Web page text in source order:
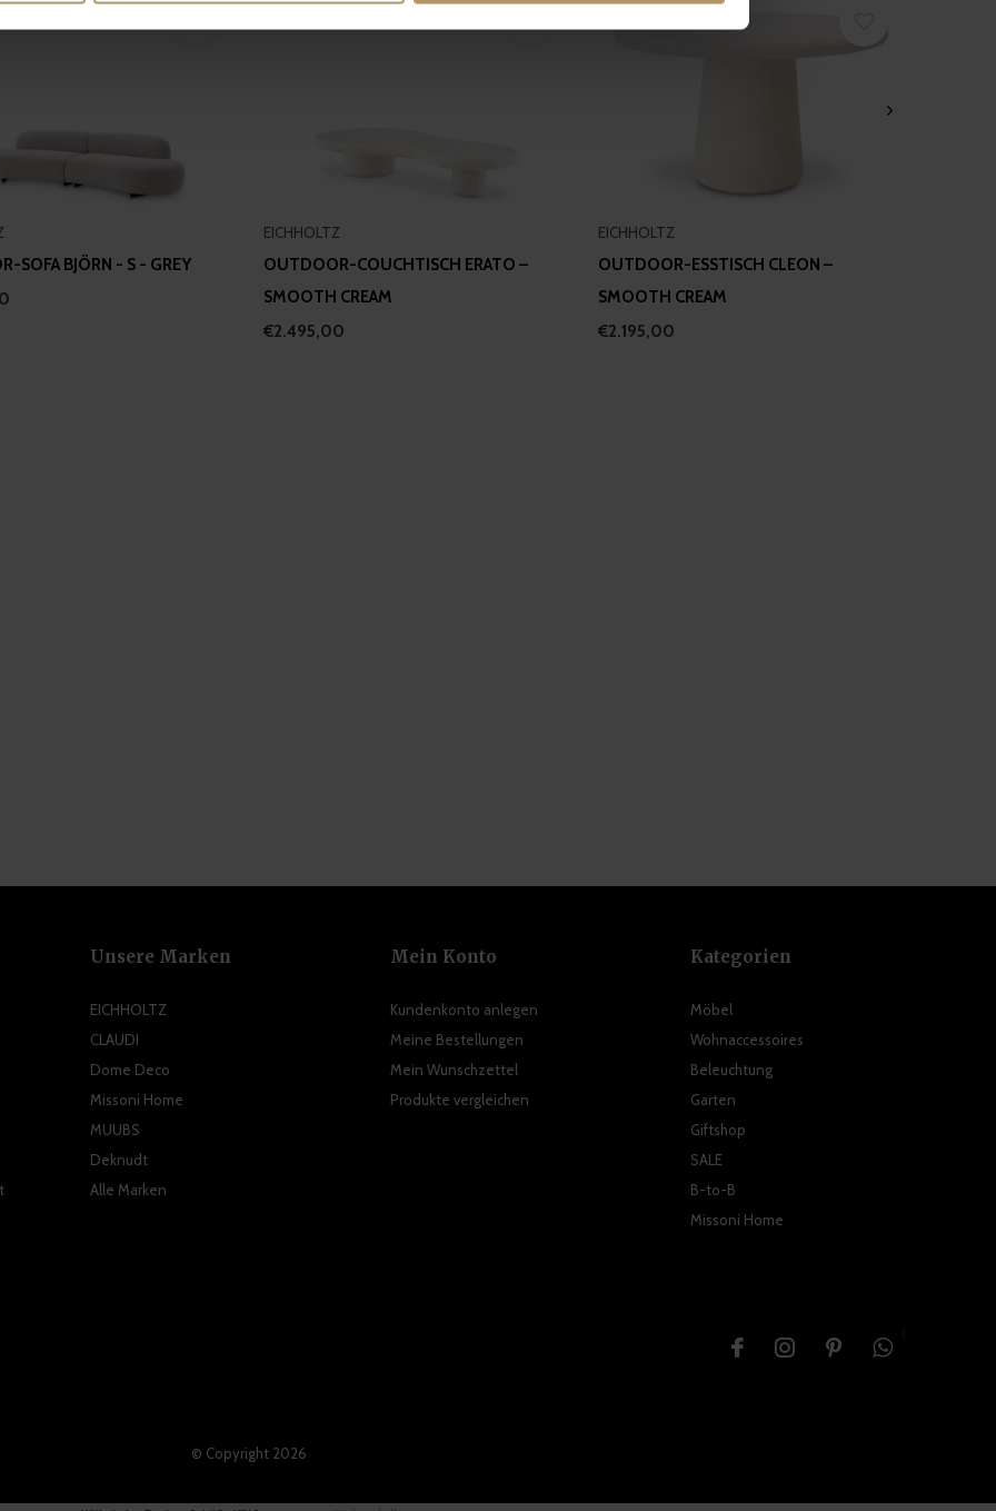
content and ads, to provide social media features and to analyse our traffic. We also share
site with our social media, advertising and analytics partners who may combine it with
to them or that they’ve collected from your use of their services.
SOFA BJÖRN - S - GREY
EICHHOLTZ
OUTDOOR-COUCHTISCH ERATO –
SMOOTH CREAM
€2.495,00
EICHHOLTZ
OUTDOOR-ESSTISCH CLEON –
SMOOTH CREAM
€2.195,00
Unsere Marken
EICHHOLTZ
CLAUDI
Dome Deco
Missoni Home
MUUBS
Deknudt
Alle Marken
Mein Konto
Kundenkonto anlegen
Meine Bestellungen
Mein Wunschzettel
Produkte vergleichen
Kategorien
Möbel
Wohnaccessoires
Beleuchtung
Garten
Giftshop
SALE
B-to-B
Missoni Home
© Copyright 2026